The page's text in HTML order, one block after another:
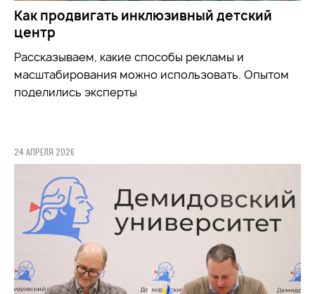
Как продвигать инклюзивный детский
центр
Рассказываем, какие способы рекламы и
масштабирования можно использовать. Опытом
поделились эксперты
24 АПРЕЛЯ 2026